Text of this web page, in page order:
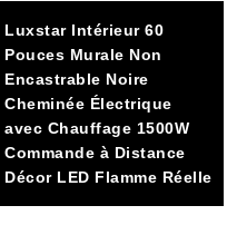
Luxstar Intérieur 60
Pouces Murale Non
Encastrable Noire
Cheminée Électrique
avec Chauffage 1500W
Commande à Distance
Décor LED Flamme Réelle